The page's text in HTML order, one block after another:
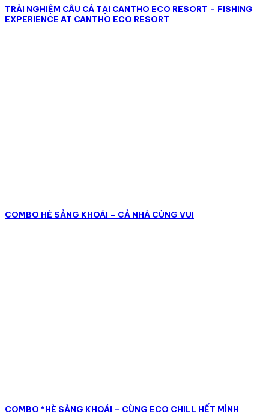
TRẢI NGHIỆM CÂU CÁ TẠI CANTHO ECO RESORT – FISHING
EXPERIENCE AT CANTHO ECO RESORT
COMBO HÈ SẢNG KHOÁI – CẢ NHÀ CÙNG VUI
COMBO “HÈ SẢNG KHOÁI – CÙNG ECO CHILL HẾT MÌNH